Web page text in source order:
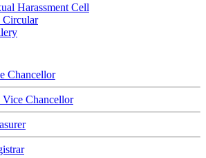
Harassment Cell
Circular
Chancellor
Vice Chancellor